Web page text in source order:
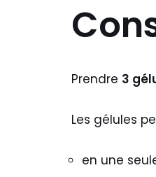
Prendre 3
Les gélules
en une